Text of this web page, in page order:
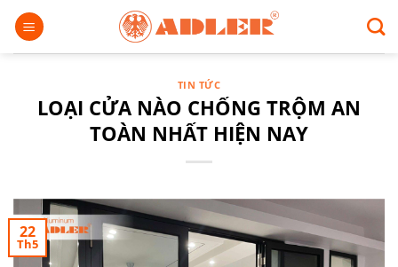
Chuyển
đến
nội
TIN TỨC
LOẠI CỬA NÀO CHỐNG TRỘM AN
TOÀN NHẤT HIỆN NAY
22
Th5